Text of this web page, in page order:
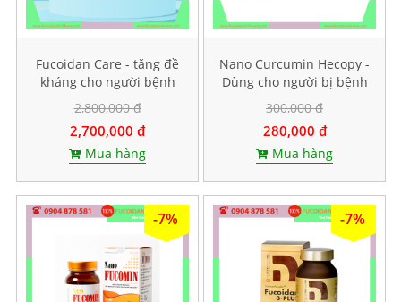
Fucoidan Care - tăng đề
kháng cho người bệnh
ung thư, Hộp 60 viên
nang cứng
2,800,000 đ
2,700,000 đ
Mua hàng
Nano Curcumin Hecopy -
Dùng cho người bị bệnh
dạ dày. Hộp 60 viên
300,000 đ
280,000 đ
Mua hàng
-7% -7%